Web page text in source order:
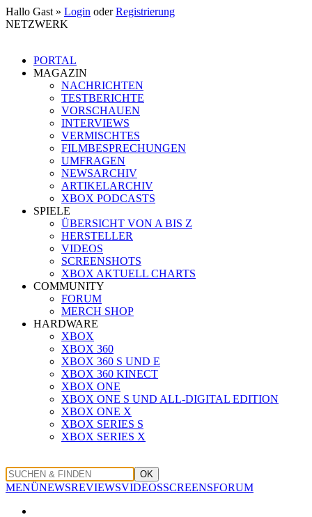
Hallo Gast » Login oderRegistrierung
NETZWERK
PORTAL
MAGAZIN
NACHRICHTEN
TESTBERICHTE
VORSCHAUEN
INTERVIEWS
VERMISCHTES
FILMBESPRECHUNGEN
UMFRAGEN
NEWSARCHIV
ARTIKELARCHIV
XBOX PODCASTS
SPIELE
ÜBERSICHT VON A BIS Z
HERSTELLER
VIDEOS
SCREENSHOTS
XBOX AKTUELL CHARTS
COMMUNITY
FORUM
MERCH SHOP
HARDWARE
XBOX
XBOX 360
XBOX 360 S UND E
XBOX 360 KINECT
XBOX ONE
XBOX ONE S UND ALL-DIGITAL EDITION
XBOX ONE X
XBOX SERIES S
XBOX SERIES X
OK
MENÜNEWSREVIEWSVIDEOSSCREENSFORUM